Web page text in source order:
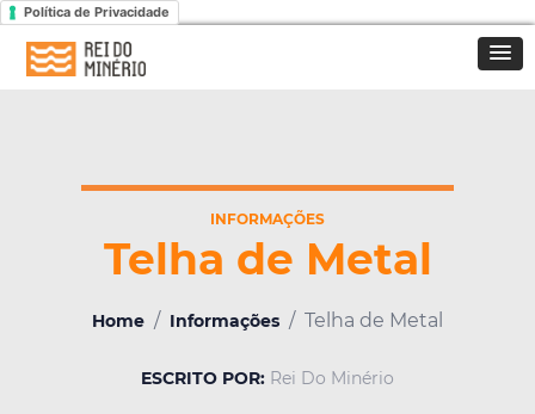
Política de Privacidade
INFORMAÇÕES
Telha de Metal
Home / Informações / Telha de Metal
ESCRITO POR: Rei Do Minério